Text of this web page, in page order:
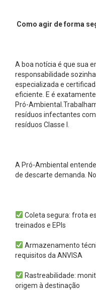
Como agir de forma
A boa notícia é que sua
responsabilidade
especializada e
eficiente. E é
Pró-
resíduos infectantes
resíduos Classe I.
A Pró-Ambiental
de descarte demanda.
Coleta segura: frota
treinados e EPIs
Armazenamento
requisitos da ANVISA
Rastreabilidade:
origem à destinação